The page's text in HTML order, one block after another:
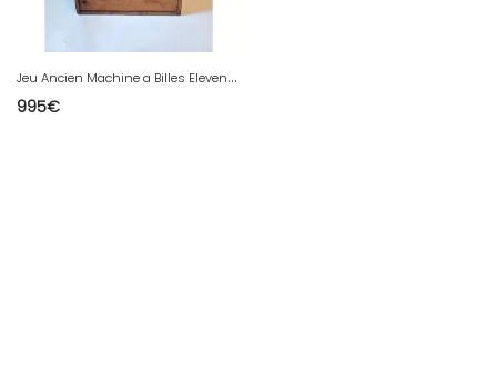
J
eu Ancien Machine a Billes Elevensy
995€